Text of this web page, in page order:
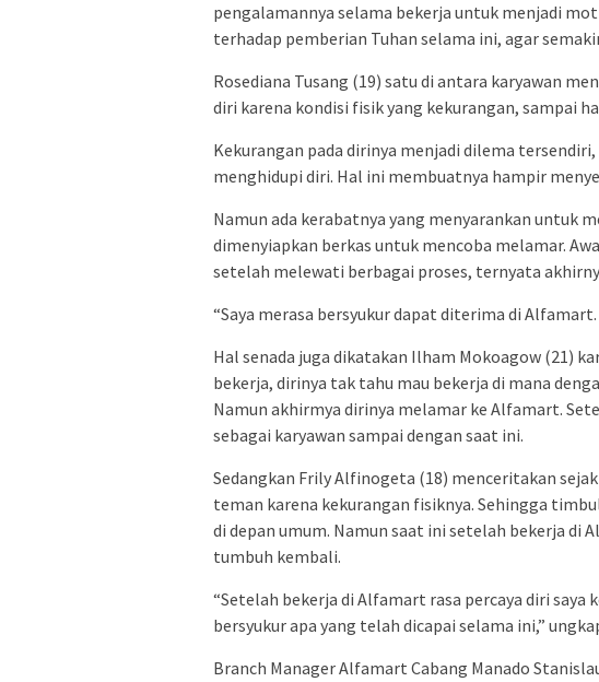
pengalamannya selama bekerja untuk menjadi
terhadap pemberian Tuhan selama ini, agar
Rosediana Tusang (19) satu di antara karyawan
diri karena kondisi fisik yang kekurangan, sampai
Kekurangan pada dirinya menjadi dilema
menghidupi diri. Hal ini membuatnya hampir
Namun ada kerabatnya yang menyarankan untuk
dimenyiapkan berkas untuk mencoba melamar.
setelah melewati berbagai proses, ternyata
“Saya merasa bersyukur dapat diterima di
Hal senada juga dikatakan Ilham Mokoagow (21)
bekerja, dirinya tak tahu mau bekerja di mana
Namun akhirmya dirinya melamar ke Alfamart.
sebagai karyawan sampai dengan saat ini.
Sedangkan Frily Alfinogeta (18) menceritakan
teman karena kekurangan fisiknya. Sehingga
di depan umum. Namun saat ini setelah bekerja di
tumbuh kembali.
“Setelah bekerja di Alfamart rasa percaya diri
bersyukur apa yang telah dicapai selama ini,”
Branch Manager Alfamart Cabang Manado